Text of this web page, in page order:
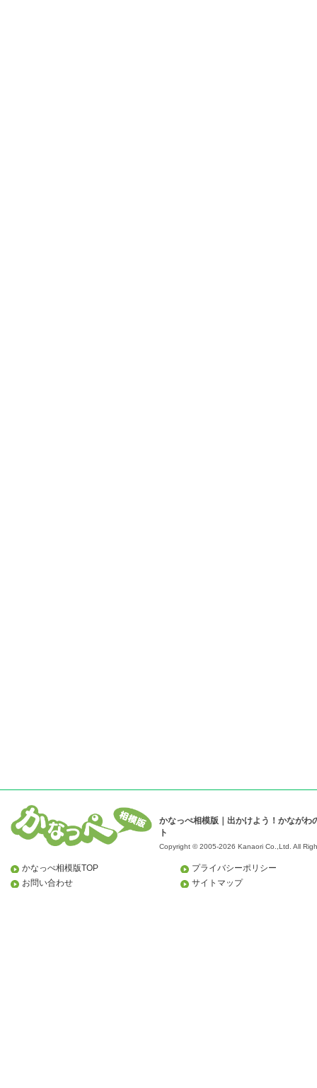
かなっぺ相模版｜出かけよう！かながわ
ト
Copyright © 2005-2026 Kanaori Co.,Ltd. All
かなっぺ相模版TOP
お問い合わせ
プライバシーポリシー
サイトマップ